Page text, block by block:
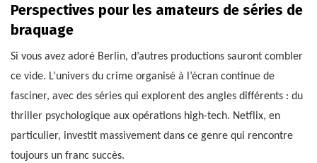
Perspectives pour les amateurs de séries de
braquage
Si vous avez adoré Berlin, d’autres productions sauront combler
ce vide. L’univers du crime organisé à l’écran continue de
fasciner, avec des séries qui explorent des angles différents : du
thriller psychologique aux opérations high-tech. Netflix, en
particulier, investit massivement dans ce genre qui rencontre
toujours un franc succès.